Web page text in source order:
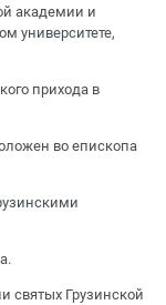
академии и
университете,
прихода в
во епископа
святых Грузинской